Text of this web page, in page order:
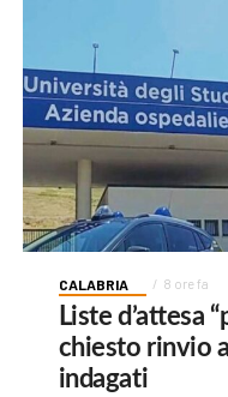
CALABRIA 8 ore fa
Liste d’attesa
chiesto rinvio
indagati